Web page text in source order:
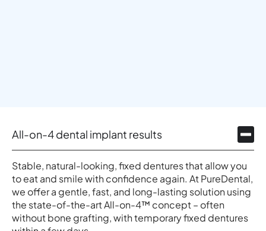
All-on-4 dental implant results
Stable, natural-looking, fixed dentures that allow you
to eat and smile with confidence again. At PureDental,
we offer a gentle, fast, and long-lasting solution using
the state-of-the-art All-on-4™ concept – often
without bone grafting, with temporary fixed dentures